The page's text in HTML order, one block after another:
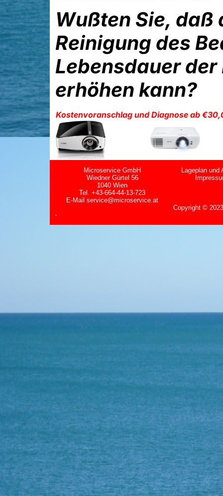
Wußten Sie,
Reinigung des
Lebensdauer
erhöhen kann?
Kostenvoranschlag und Diagnose ab
Microservice GmbH
Wiedner Gürtel 56
1040 Wien
Tel. +43-664-44-13-723
E-Mail service@microservice.at
Lageplan
Copyright ©
`